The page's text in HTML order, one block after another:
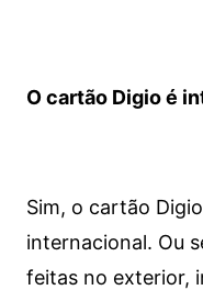
O cartão Digio é
Sim, o cartão
internacional. Ou
feitas no exterior,